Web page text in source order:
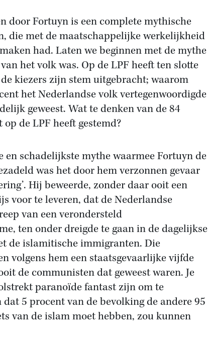
door Fortuyn is een complete mythische
die met de maatschappelijke werkelijkheid
had. Laten we beginnen met de mythe
het volk was. Op de LPF heeft ten slotte
kiezers zijn stem uitgebracht; waarom
het Nederlandse volk vertegenwoordigde
geweest. Wat te denken van de 84
de LPF heeft gestemd?
en schadelijkste mythe waarmee Fortuyn de
was het door hem verzonnen gevaar
Hij beweerde, zonder daar ooit een
voor te leveren, dat de Nederlandse
van een verondersteld
ten onder dreigde te gaan in de dagelijkse
de islamitische immigranten. Die
volgens hem een staatsgevaarlijke vijfde
de communisten dat geweest waren. Je
paranoïde fantast zijn om te
5 procent van de bevolking de andere 95
van de islam moet hebben, zou kunnen